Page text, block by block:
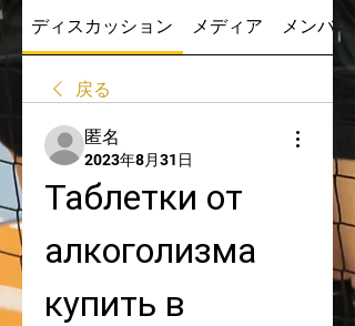
ディスカッション メディア メンバー
戻る
匿名
2023年8月31日
Таблетки от
алкоголизма
купить в